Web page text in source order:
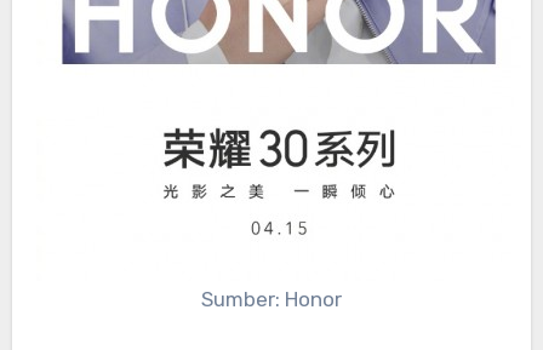
Sumber: Honor